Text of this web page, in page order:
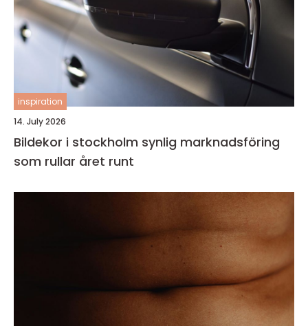
inspiration
14. July 2026
Bildekor i stockholm synlig marknadsföring
som rullar året runt